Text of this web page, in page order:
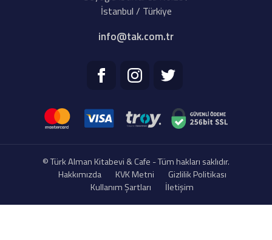
İstanbul / Türkiye
info@tak.com.tr
© Türk Alman Kitabevi & Cafe - Tüm hakları saklıdır.
Hakkımızda
KVK Metni
Gizlilik Politikası
Kullanım Şartları
İletişim